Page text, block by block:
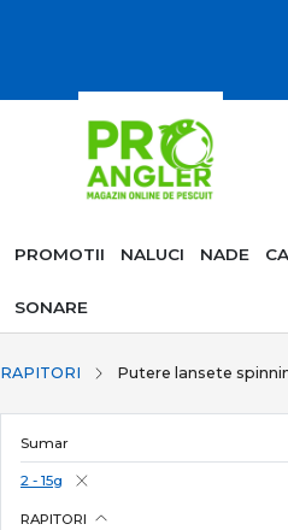
PROMOTII NALUCI NADE
SONARE
RAPITORI Putere lansete
Sumar
2 - 15g
RAPITORI